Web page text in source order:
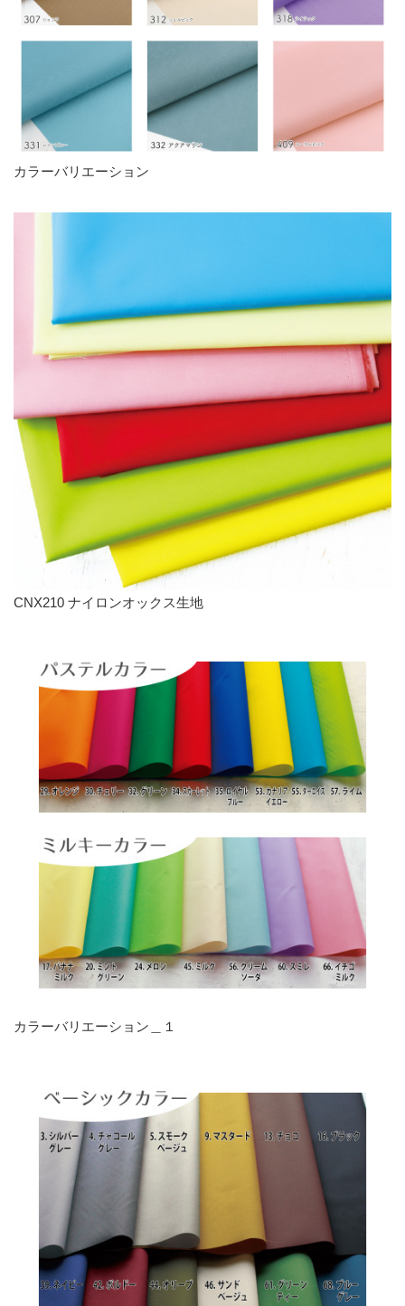
カラーバリエーション
CNX210 ナイロンオックス生地
カラーバリエーション＿１